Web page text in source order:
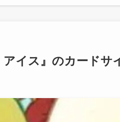
アイス』のカードサ